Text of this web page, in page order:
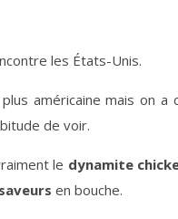
les États-Unis.
américaine mais on
de voir.
le dynamite
saveurs en bouche.